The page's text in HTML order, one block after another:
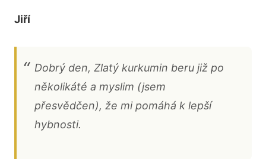
Jiří
Dobrý den, Zlatý kurkumin beru již po
několikáté a myslim (jsem
přesvědčen), že mi pomáhá k lepší
hybnosti.